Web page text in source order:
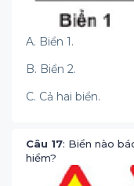
A. Biển 1.
B. Biển 2.
C. Cả hai biển.
Câu 17: Biển nào
hiểm?